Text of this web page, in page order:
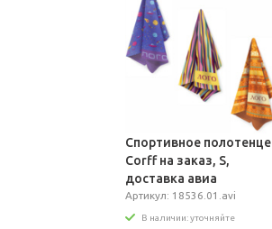
Спортивное полотенце
Сorff на заказ, S,
доставка авиа
Артикул: 18536.01.avi
В наличии: уточняйте